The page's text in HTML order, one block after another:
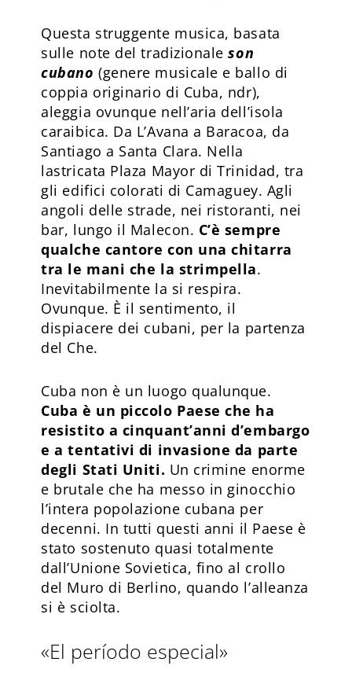
Questa struggente musica, basata
sulle note del tradizionale son
cubano(genere musicale e ballo di
coppia originario di Cuba, ndr),
aleggia ovunque nell’aria dell’isola
caraibica. Da L’Avana a Baracoa, da
Santiago a Santa Clara. Nella
lastricata Plaza Mayor di Trinidad, tra
gli edifici colorati di Camaguey. Agli
angoli delle strade, nei ristoranti, nei
bar, lungo il Malecon. C’è sempre
qualche cantore con una chitarra
tra le mani che la strimpella.
Inevitabilmente la si respira.
Ovunque. È il sentimento, il
dispiacere dei cubani, per la partenza
del Che.
Cuba non è un luogo qualunque.
Cuba è un piccolo Paese che ha
resistito a cinquant’anni d’embargo
e a tentativi di invasione da parte
degli Stati Uniti. Un crimine enorme
e brutale che ha messo in ginocchio
l’intera popolazione cubana per
decenni. In tutti questi anni il Paese è
stato sostenuto quasi totalmente
dall’Unione Sovietica, fino al crollo
del Muro di Berlino, quando l’alleanza
si è sciolta.
«El período especial»